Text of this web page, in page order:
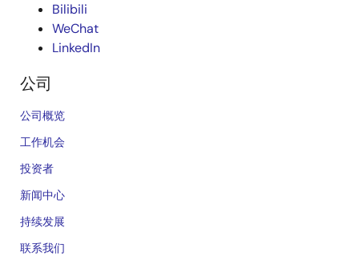
Bilibili
WeChat
LinkedIn
公司
公司概览
工作机会
投资者
新闻中心
持续发展
联系我们